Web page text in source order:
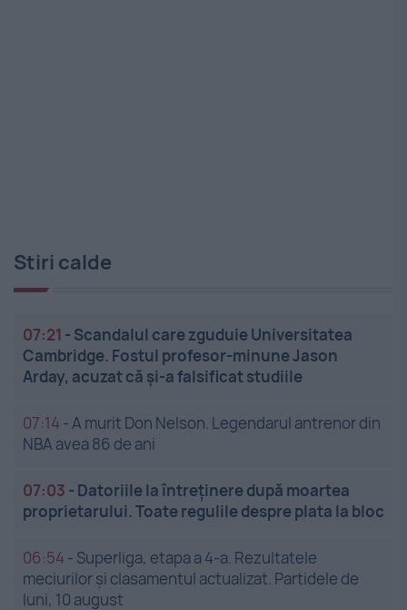
Stiri calde
07:21 - Scandalul care zguduie Universitatea
Cambridge. Fostul profesor-minune Jason
Arday, acuzat că și-a falsificat studiile
07:14 - A murit Don Nelson. Legendarul antrenor din
NBA avea 86 de ani
07:03 - Datoriile la întreținere după moartea
proprietarului. Toate regulile despre plata la bloc
06:54 - Superliga, etapa a 4-a. Rezultatele
meciurilor și clasamentul actualizat. Partidele de
luni, 10 august